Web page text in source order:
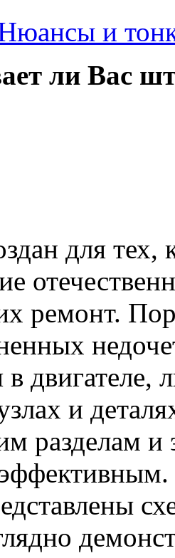
и
ли Вас
для тех,
ремонт.
в двигателе,
и
разделам и